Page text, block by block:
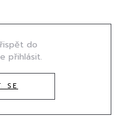
do
přihlásit.
SE